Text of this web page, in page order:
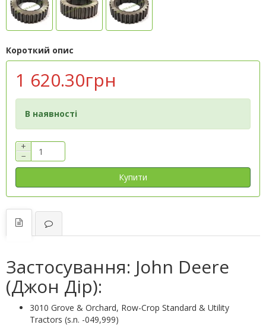
Короткий опис
1 620.30грн
В наявності
+
−
Купити
Застосування: John Deere
(Джон Дір):
3010 Grove & Orchard, Row-Crop Standard & Utility
Tractors (s.n. -049,999)